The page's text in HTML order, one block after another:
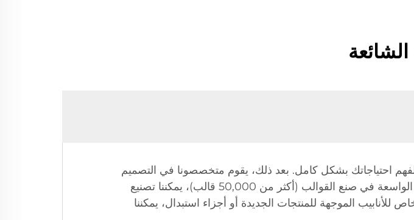
الشائعة
لفهم احتياجاتك بشكل كامل. بعد ذلك، يقوم متخصصونا في التصميم
بإعداد نماذج ثنائية أو ثلاثية الأبعاد باستخدام أنظمة CAD. بناءً على قدراتنا الواسعة في صنع القوالب (أكثر من 50,000 قالب)، يمكننا تصنيع
الموجهة للمنتجات الجديدة أو أجزاء استبدال، يمكننا